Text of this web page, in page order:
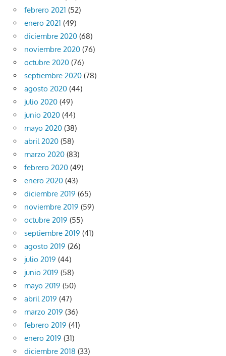
febrero 2021 (52)
enero 2021 (49)
diciembre 2020 (68)
noviembre 2020 (76)
octubre 2020 (76)
septiembre 2020 (78)
agosto 2020 (44)
julio 2020 (49)
junio 2020 (44)
mayo 2020 (38)
abril 2020 (58)
marzo 2020 (83)
febrero 2020 (49)
enero 2020 (43)
diciembre 2019 (65)
noviembre 2019 (59)
octubre 2019 (55)
septiembre 2019 (41)
agosto 2019 (26)
julio 2019 (44)
junio 2019 (58)
mayo 2019 (50)
abril 2019 (47)
marzo 2019 (36)
febrero 2019 (41)
enero 2019 (31)
diciembre 2018 (33)